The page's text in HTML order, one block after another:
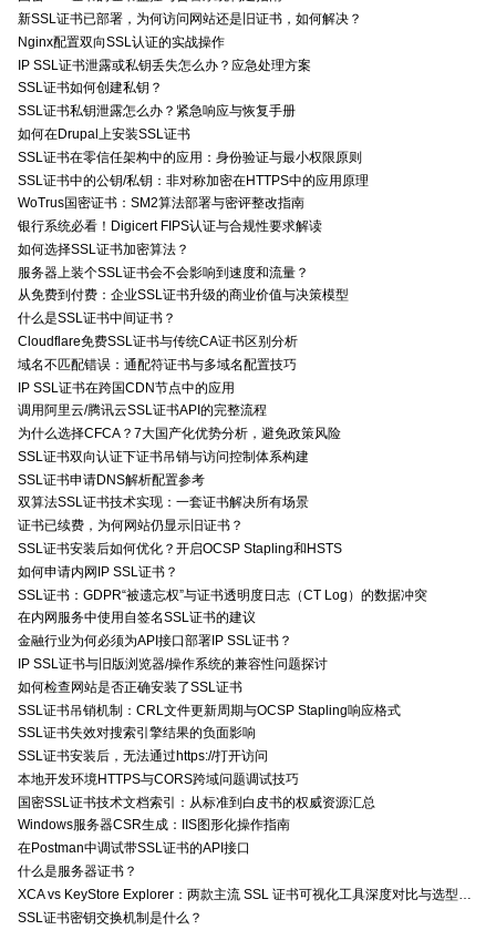
新SSL证书已部署，为何访问网站还是旧证书，如何解决？
Nginx配置双向SSL认证的实战操作
IP SSL证书泄露或私钥丢失怎么办？应急处理方案
SSL证书如何创建私钥？
SSL证书私钥泄露怎么办？紧急响应与恢复手册
如何在Drupal上安装SSL证书
SSL证书在零信任架构中的应用：身份验证与最小权限原则
SSL证书中的公钥/私钥：非对称加密在HTTPS中的应用原理
WoTrus国密证书：SM2算法部署与密评整改指南
银行系统必看！Digicert FIPS认证与合规性要求解读
如何选择SSL证书加密算法？
服务器上装个SSL证书会不会影响到速度和流量？
从免费到付费：企业SSL证书升级的商业价值与决策模型
什么是SSL证书中间证书？
Cloudflare免费SSL证书与传统CA证书区别分析
域名不匹配错误：通配符证书与多域名配置技巧
IP SSL证书在跨国CDN节点中的应用
调用阿里云/腾讯云SSL证书API的完整流程
为什么选择CFCA？7大国产化优势分析，避免政策风险
SSL证书双向认证下证书吊销与访问控制体系构建
SSL证书申请DNS解析配置参考
双算法SSL证书技术实现：一套证书解决所有场景
证书已续费，为何网站仍显示旧证书？
SSL证书安装后如何优化？开启OCSP Stapling和HSTS
如何申请内网IP SSL证书？
SSL证书：GDPR“被遗忘权”与证书透明度日志（CT Log）的数据冲突
在内网服务中使用自签名SSL证书的建议
金融行业为何必须为API接口部署IP SSL证书？
IP SSL证书与旧版浏览器/操作系统的兼容性问题探讨
如何检查网站是否正确安装了SSL证书
SSL证书吊销机制：CRL文件更新周期与OCSP Stapling响应格式
SSL证书失效对搜索引擎结果的负面影响
SSL证书安装后，无法通过https://打开访问
本地开发环境HTTPS与CORS跨域问题调试技巧
国密SSL证书技术文档索引：从标准到白皮书的权威资源汇总
Windows服务器CSR生成：IIS图形化操作指南
在Postman中调试带SSL证书的API接口
什么是服务器证书？
SSL证书密钥交换机制是什么？